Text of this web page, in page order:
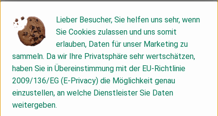
Zutaten
Nährwert-Info
Produktdatenblatt
Lieber Besucher, Sie helfen uns sehr, wenn
Sie Cookies zulassen und uns somit
erlauben, Daten für unser Marketing zu
sammeln. Da wir Ihre Privatsphäre sehr wertschätzen,
haben Sie in Übereinstimmung mit der EU-Richtlinie
2009/136/EG (E-Privacy) die Möglichkeit genau
einzustellen, an welche Dienstleister Sie Daten
weitergeben.